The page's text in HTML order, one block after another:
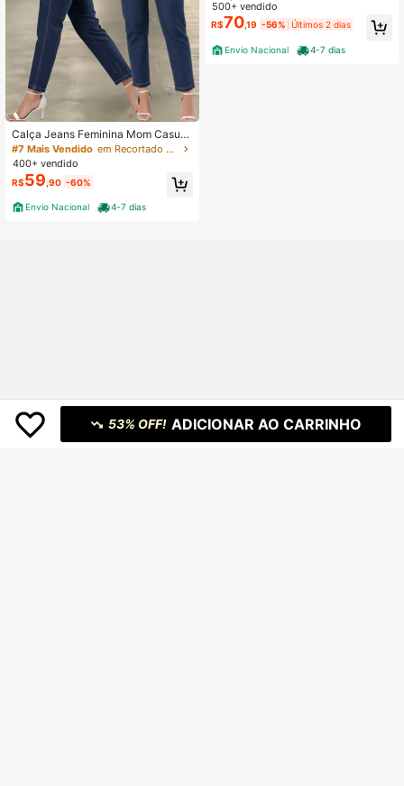
Calça Jeans Feminina Mom Casual
Escura Cos Alto Com Bolso Frontal
#7 Mais Vendido
em Recortado Jeans Feminino
400+ vendido
R$59 ,90 -60%
Envio Nacional 4-7 dias
rizada Tecido Grosso Premium Barr
a virada cintura alta modeladora ele
gante
500+ vendido
R$70,19 -56% Últimos 2 dias
Envio Nacional 4-7 dias
53% OFF! ADICIONAR AO CARRINHO